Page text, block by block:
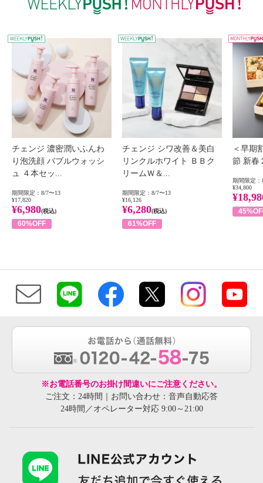
WEEKLY PUSH
チェンジ 濃密潤いふんわ
り泡洗顔 バブルウォッシ
ュ ４本セッ...
期間限定：8/7〜13
¥17,820
¥6,980(税込)
60%OFF
チェンジ シワ改善＆美白
リンクルホワイト ＢＢク
リームＷ＆...
期間限定：8/7〜13
¥16,126
¥6,280(税込)
61%OFF
＜早期
節 新春
期間限定：
¥34,800
※お電話番号のお掛け間違いにご注意ください。
ご注文：24時間｜お問い合わせ：音声自動応答
24時間／オペレーター対応 9:00～21:00